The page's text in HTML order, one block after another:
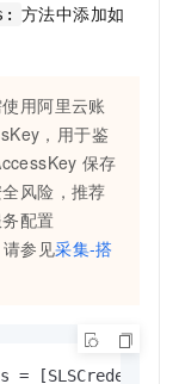
方法中添加如
用阿里云账
，用于鉴
保存
风险，推荐
配置
参见采集-搭